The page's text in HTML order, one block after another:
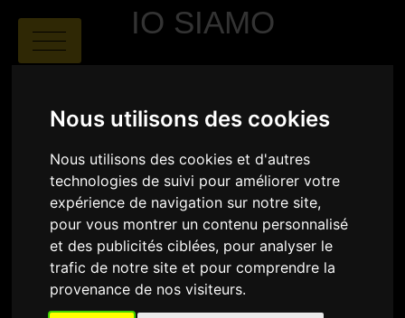
Nous utilisons des cookies
Nous utilisons des cookies et d'autres
technologies de suivi pour améliorer votre
expérience de navigation sur notre site,
pour vous montrer un contenu personnalisé
et des publicités ciblées, pour analyser le
trafic de notre site et pour comprendre la
provenance de nos visiteurs.
IO SIAMO
Vittorio Caratozzolo | 00:02 |
SYNOPSIS
L'« identité » est le grand mythe de notre époque...
Simplement parce qu'elle promet ce qui n'existe pas...